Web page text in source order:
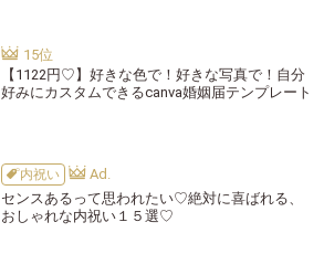
【1122円♡】好きな色で！好きな写真で！自分
好みにカスタムできるcanva婚姻届テンプレート
内祝い
センスあるって思われたい♡絶対に喜ばれる、
おしゃれな内祝い１５選♡